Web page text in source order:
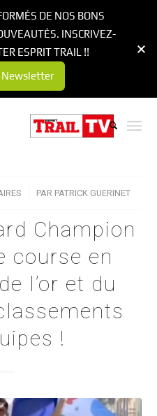
PAR PATRICK GUERINET
Champion
course en
l’or et du
!
DE NOS BONS
INSCRIVEZ-
ESPRIT TRAIL !!
Newsletter